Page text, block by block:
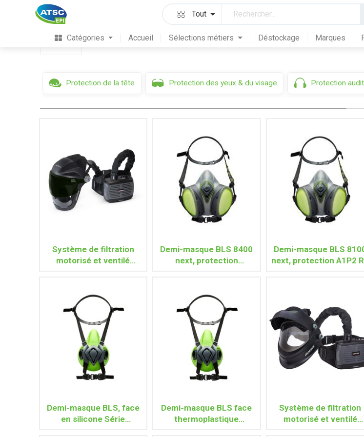
Tout
Catégories Accueil Sélections métiers Déstockage Marques
Protection respiratoire
Filtres
Protection de la tête Protection des yeux & du visage Protection
Système de filtration
motorisé et ventilé
Demi-masque BLS 8400
next, protection
Demi-masque BLS
next, protection A1P2
Demi-masque BLS, face
en silicone Série
Demi-masque BLS face
thermoplastique
Système de filtration
motorisé et ventilé